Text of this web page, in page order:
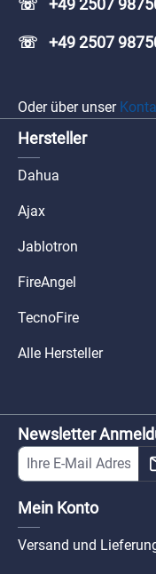
☏ +49 2507
☏ +49 2507
Oder über unser
Hersteller
Dahua
Ajax
Jablotron
FireAngel
TecnoFire
Alle Hersteller
Newsletter
Mein Konto
Versand und